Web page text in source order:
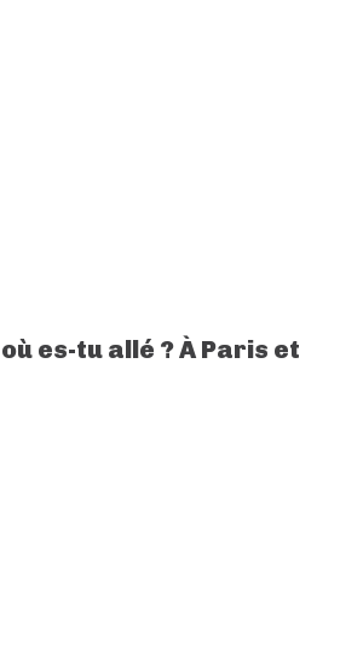
es-tu allé ? À Paris et